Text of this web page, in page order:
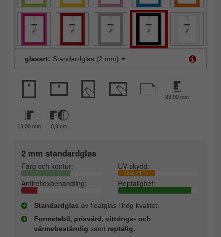
glasart: Standardglas (2 mm)
23,00 mm
13,00 mm 0,9 cm
2 mm standardglas
Färg och kontur: UV-skydd:
cirka 45 %
Antireflexbehandling: Reptålighet:
Standardglas av floatglas i hög kvalitet.
Formstabil, prisvärd, vittrings- och
värmebeständig samt reptålig.